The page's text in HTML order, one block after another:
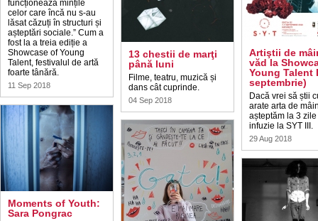
funcționează mințile
celor care încă nu s-au
lăsat căzuți în structuri și
așteptări sociale.” Cum a
fost la a treia ediție a
Showcase of Young
Talent, festivalul de artă
foarte tânără.
11 Sep 2018
Moments of Youth:
Sara Pongrac
13 chestii de marţi
până luni
Filme, teatru, muzică și
dans cât cuprinde.
04 Sep 2018
Artiştii de
văd la
Young Talent
septembrie)
Dacă vrei să știi
arate arta de
așteptăm la 3
infuzie la SYT III.
29 Aug 2018